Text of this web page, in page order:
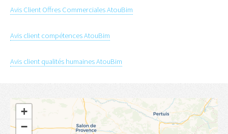
Avis Client Offres Commerciales AtouBim
Avis client compétences AtouBim
Avis client qualités humaines AtouBim
+
−